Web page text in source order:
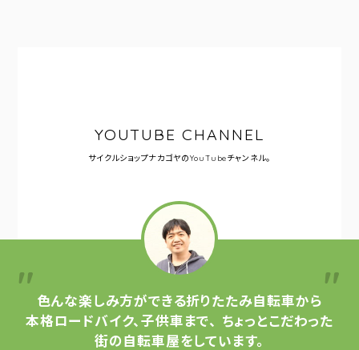
YOUTUBE CHANNEL
サイクルショップナカゴヤのYouTubeチャンネル。
色んな楽しみ方ができる折りたたみ自転車から
本格ロードバイク、子供車まで、 ちょっとこだわった
街の自転車屋をしています。